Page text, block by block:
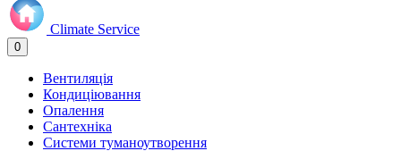
Climate Service
0
Вентиляція
Кондиціювання
Опалення
Сантехніка
Системи туманоутворення